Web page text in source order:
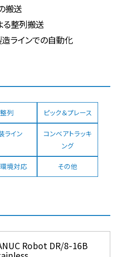
搬送
る整列搬送
ラインでの自動化
整列 ピック＆プレース
ライン
コンベアトラッキ
ング
境対応 その他
Robot DR/8-16B